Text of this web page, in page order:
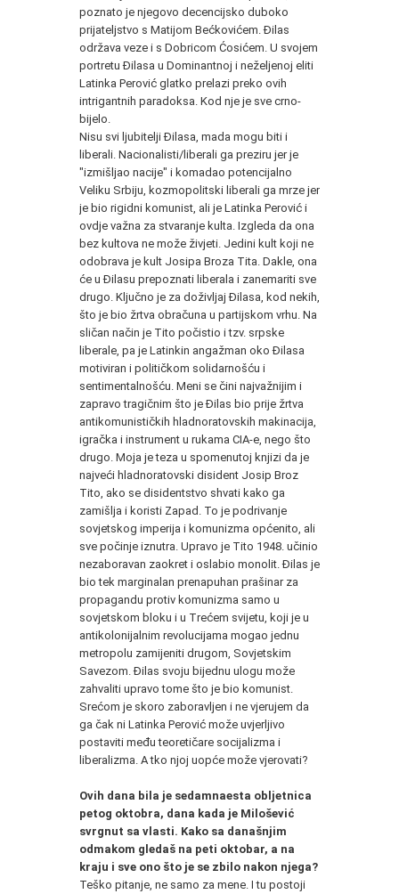
poznato je njegovo decencijsko duboko
prijateljstvo s Matijom Bećkovićem. Đilas
održava veze i s Dobricom Ćosićem. U svojem
portretu Đilasa u Dominantnoj i neželjenoj eliti
Latinka Perović glatko prelazi preko ovih
intrigantnih paradoksa. Kod nje je sve crno-
bijelo.
Nisu svi ljubitelji Đilasa, mada mogu biti i
liberali. Nacionalisti/liberali ga preziru jer je
"izmišljao nacije" i komadao potencijalno
Veliku Srbiju, kozmopolitski liberali ga mrze jer
je bio rigidni komunist, ali je Latinka Perović i
ovdje važna za stvaranje kulta. Izgleda da ona
bez kultova ne može živjeti. Jedini kult koji ne
odobrava je kult Josipa Broza Tita. Dakle, ona
će u Đilasu prepoznati liberala i zanemariti sve
drugo. Ključno je za doživljaj Đilasa, kod nekih,
što je bio žrtva obračuna u partijskom vrhu. Na
sličan način je Tito počistio i tzv. srpske
liberale, pa je Latinkin angažman oko Đilasa
motiviran i političkom solidarnošću i
sentimentalnošću. Meni se čini najvažnijim i
zapravo tragičnim što je Đilas bio prije žrtva
antikomunističkih hladnoratovskih makinacija,
igračka i instrument u rukama CIA-e, nego što
drugo. Moja je teza u spomenutoj knjizi da je
najveći hladnoratovski disident Josip Broz
Tito, ako se disidentstvo shvati kako ga
zamišlja i koristi Zapad. To je podrivanje
sovjetskog imperija i komunizma općenito, ali
sve počinje iznutra. Upravo je Tito 1948. učinio
nezaboravan zaokret i oslabio monolit. Đilas je
bio tek marginalan prenapuhan prašinar za
propagandu protiv komunizma samo u
sovjetskom bloku i u Trećem svijetu, koji je u
antikolonijalnim revolucijama mogao jednu
metropolu zamijeniti drugom, Sovjetskim
Savezom. Đilas svoju bijednu ulogu može
zahvaliti upravo tome što je bio komunist.
Srećom je skoro zaboravljen i ne vjerujem da
ga čak ni Latinka Perović može uvjerljivo
postaviti među teoretičare socijalizma i
liberalizma. A tko njoj uopće može vjerovati?
Ovih dana bila je sedamnaesta obljetnica
petog oktobra, dana kada je Milošević
svrgnut sa vlasti. Kako sa današnjim
odmakom gledaš na peti oktobar, a na
kraju i sve ono što je se zbilo nakon njega?
Teško pitanje, ne samo za mene. I tu postoji